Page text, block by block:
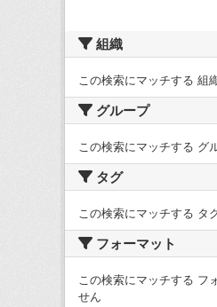
組織
この検索にマッチする 組
グループ
この検索にマッチする グ
タグ
この検索にマッチする タ
フォーマット
この検索にマッチする フ
せん